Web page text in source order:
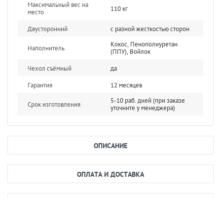
Максимальный вес на
место
110 кг
Двусторонний с разной жесткостью сторон
Наполнитель
Кокос, Пенополиуретан
(ППУ), Войлок
Чехол съёмный
да
Гарантия
12 месяцев
Срок изготовления
5-10 раб. дней (при заказе
уточните у менеджера)
ОПИСАНИЕ
ОПЛАТА И ДОСТАВКА